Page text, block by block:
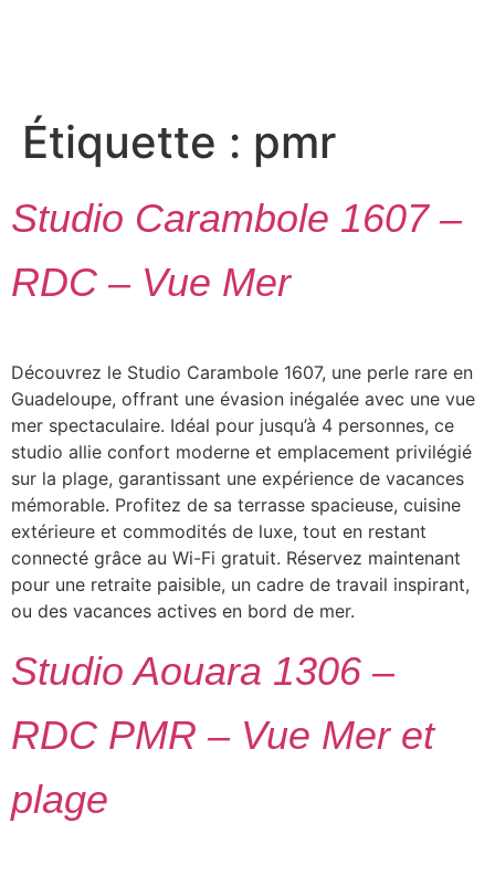
Étiquette : pmr
Studio Carambole 1607 –
RDC – Vue Mer
Découvrez le Studio Carambole 1607, une perle rare en
Guadeloupe, offrant une évasion inégalée avec une vue
mer spectaculaire. Idéal pour jusqu’à 4 personnes, ce
studio allie confort moderne et emplacement privilégié
sur la plage, garantissant une expérience de vacances
mémorable. Profitez de sa terrasse spacieuse, cuisine
extérieure et commodités de luxe, tout en restant
connecté grâce au Wi-Fi gratuit. Réservez maintenant
pour une retraite paisible, un cadre de travail inspirant,
ou des vacances actives en bord de mer.
Studio Aouara 1306 –
RDC PMR – Vue Mer et
plage